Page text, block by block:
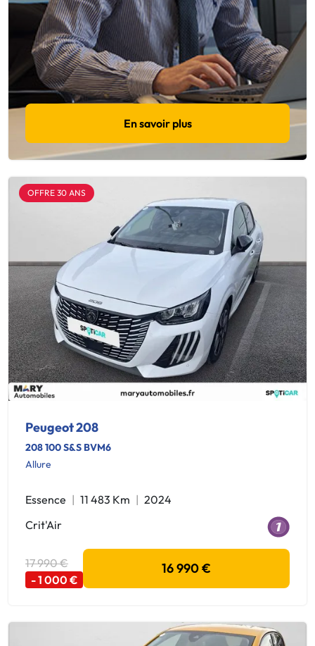
En savoir plus
OFFRE 30 ANS
Peugeot 208
208 100 S&S BVM6
Allure
Essence 11 483 Km
2024
Crit'Air
17 990 €
- 1 000 €
16 990 €